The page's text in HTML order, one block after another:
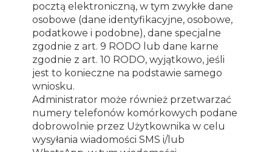
pocztą elektroniczną, w tym zwykłe dane
osobowe (dane identyfikacyjne, osobowe,
podatkowe i podobne), dane specjalne
zgodnie z art. 9 RODO lub dane karne
zgodnie z art. 10 RODO, wyjątkowo, jeśli
jest to konieczne na podstawie samego
wniosku.
Administrator może również przetwarzać
numery telefonów komórkowych podane
dobrowolnie przez Użytkownika w celu
wysyłania wiadomości SMS i/lub